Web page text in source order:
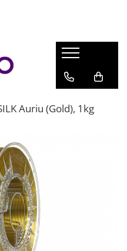
Auriu (Gold), 1kg